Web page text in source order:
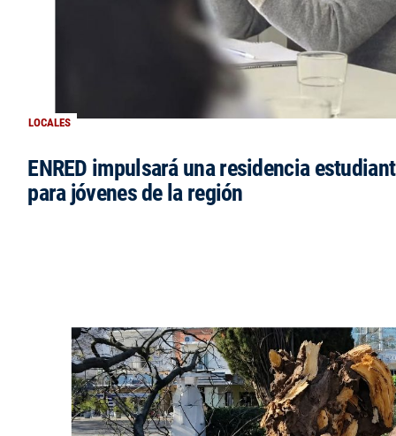
LOCALES
ENRED impulsará una residencia
para jóvenes de la región